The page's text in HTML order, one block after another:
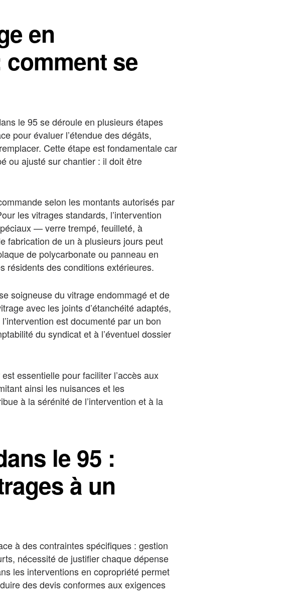
en
se
le 95 se déroule en plusieurs étapes
pour évaluer l’étendue des dégâts,
Cette étape est fondamentale car
ou ajusté sur chantier : il doit être
selon les montants autorisés par
les vitrages standards, l’intervention
— verre trempé, feuilleté, à
fabrication de un à plusieurs jours peut
de polycarbonate ou panneau en
résidents des conditions extérieures.
soigneuse du vitrage endommagé et de
avec les joints d’étanchéité adaptés,
est documenté par un bon
du syndicat et à l’éventuel dossier
essentielle pour faciliter l’accès aux
ainsi les nuisances et les
à la sérénité de l’intervention et à la
le 95 :
à un
à des contraintes spécifiques : gestion
nécessité de justifier chaque dépense
les interventions en copropriété permet
des devis conformes aux exigences